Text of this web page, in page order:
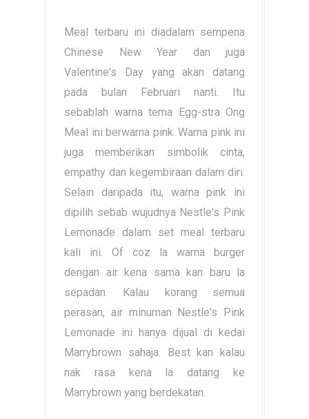
Meal terbaru ini diadalam sempena
Chinese New Year dan juga
Valentine's Day yang akan datang
pada bulan Februari nanti. Itu
sebablah warna tema Egg-stra Ong
Meal ini berwarna pink. Warna pink ini
juga memberikan simbolik cinta,
empathy dan kegembiraan dalam diri.
Selain daripada itu, warna pink ini
dipilih sebab wujudnya Nestle's Pink
Lemonade dalam set meal terbaru
kali ini. Of coz la warna burger
dengan air kena sama kan baru la
sepadan. Kalau korang semua
perasan, air minuman Nestle's Pink
Lemonade ini hanya dijual di kedai
Marrybrown sahaja. Best kan kalau
nak rasa kena la datang ke
Marrybrown yang berdekatan.